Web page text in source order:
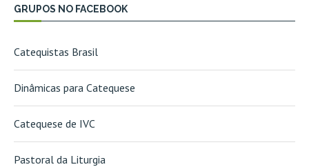
GRUPOS NO FACEBOOK
Catequistas Brasil
Dinâmicas para Catequese
Catequese de IVC
Pastoral da Liturgia